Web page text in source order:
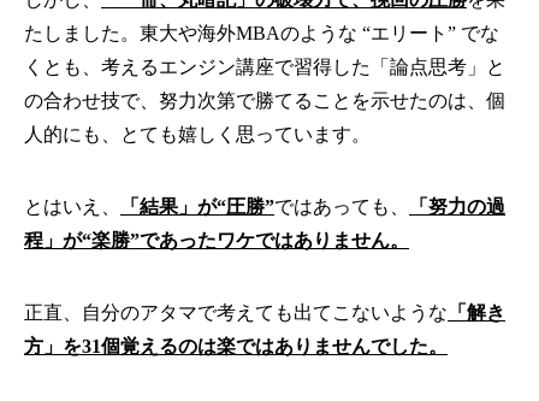
たしました。東大や海外MBAのような “エリート” でな
くとも、考えるエンジン講座で習得した「論点思考」と
の合わせ技で、努力次第で勝てることを示せたのは、個
人的にも、とても嬉しく思っています。
とはいえ、 「結果」が“圧勝”ではあっても、
「努力の過
程」が“楽勝”であったワケではありません。
正直、自分のアタマで考えても出てこないような 「解き
方」を31個覚えるのは楽ではありませんでした。